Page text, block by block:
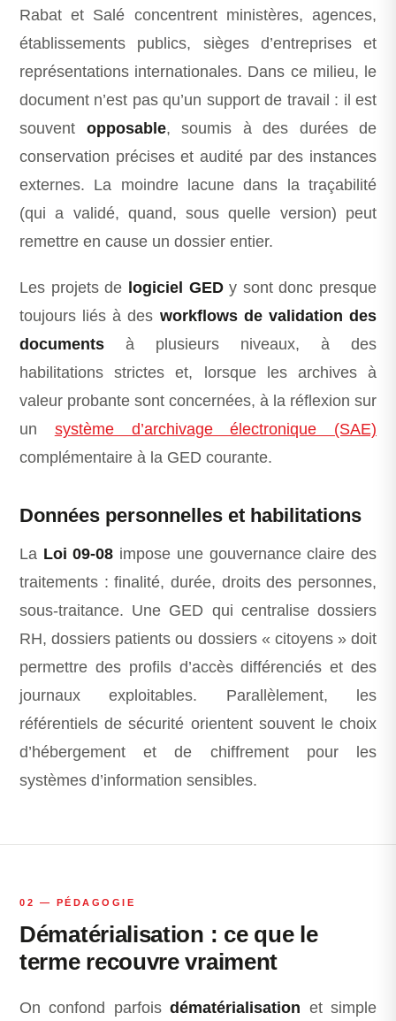
Rabat et Salé concentrent ministères, agences,
établissements publics, sièges d’entreprises et
représentations internationales. Dans ce milieu, le
document n’est pas qu’un support de travail : il est
souvent opposable, soumis à des durées de
conservation précises et audité par des instances
externes. La moindre lacune dans la traçabilité
(qui a validé, quand, sous quelle version) peut
remettre en cause un dossier entier.
Les projets de logiciel GEDy sont donc presque
toujours liés à des workflows de validation des
documents à plusieurs niveaux, à des
habilitations strictes et, lorsque les archives à
valeur probante sont concernées, à la réflexion sur
un système d’archivage électronique (SAE)
complémentaire à la GED courante.
Données personnelles et habilitations
La Loi 09-08 impose une gouvernance claire des
traitements : finalité, durée, droits des personnes,
sous-traitance. Une GED qui centralise dossiers
RH, dossiers patients ou dossiers « citoyens » doit
permettre des profils d’accès différenciés et des
journaux exploitables. Parallèlement, les
référentiels de sécurité orientent souvent le choix
d’hébergement et de chiffrement pour les
systèmes d’information sensibles.
02 — PÉDAGOGIE
Dématérialisation : ce que le
terme recouvre vraiment
On confond parfoisdématérialisation et simple